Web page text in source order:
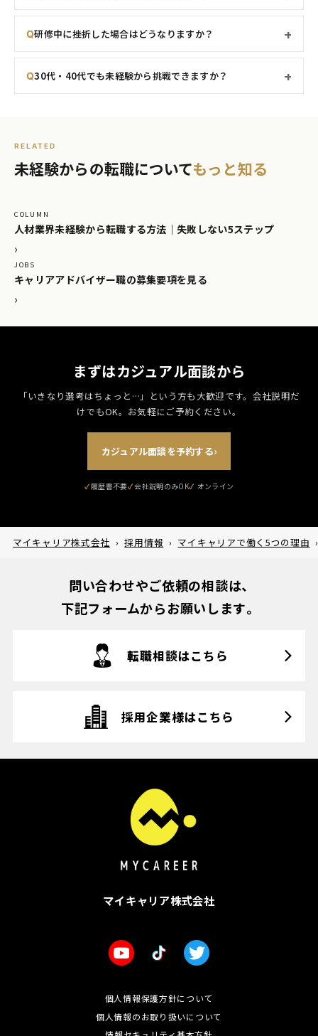
研修中に挫折した場合はどうなりますか？
30代・40代でも未経験から挑戦できますか？
RELATED
未経験からの転職についてもっと知る
COLUMN
人材業界未経験から転職する方法｜失敗しない5ステップ
›
JOBS
キャリアアドバイザー職の募集要項を見る
›
まずはカジュアル面談から
「いきなり選考はちょっと…」という方も大歓迎です。 会社説明だ
けでもOK。お気軽にご予約ください。
カジュアル面談を予約する›
履歴書不要 会社説明のみOK
マイキャリア株式会社 › 採用情報 › マイキャリアで働く5つの理由
問い合わせやご依頼の相談は、
下記フォームからお願いします。
転職相談はこちら
採用企業様はこちら
マイキャリア株式会社
個人情報保護方針について
個人情報のお取り扱いについて